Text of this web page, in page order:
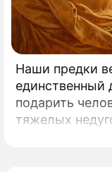
Наши предки
единственный
подарить
тяжелых
августа